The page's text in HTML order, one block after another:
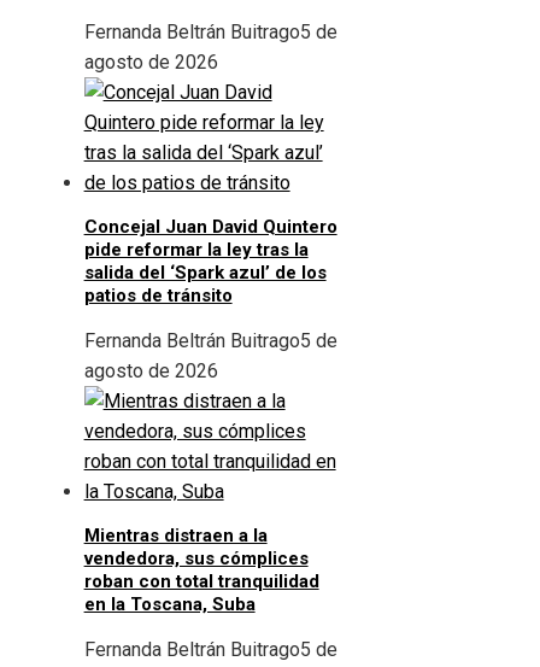
Fernanda Beltrán Buitrago5 de
agosto de 2026
Concejal Juan David Quintero
pide reformar la ley tras la
salida del ‘Spark azul’ de los
patios de tránsito
Fernanda Beltrán Buitrago5 de
agosto de 2026
Mientras distraen a la
vendedora, sus cómplices
roban con total tranquilidad
en la Toscana, Suba
Fernanda Beltrán Buitrago5 de